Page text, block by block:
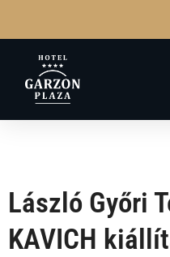
László Győri
KAVICH